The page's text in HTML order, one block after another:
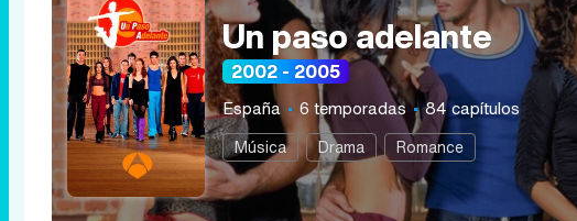
Un paso adelante
2002 - 2005
España 6 temporadas 84 capítulos
Música Drama Romance